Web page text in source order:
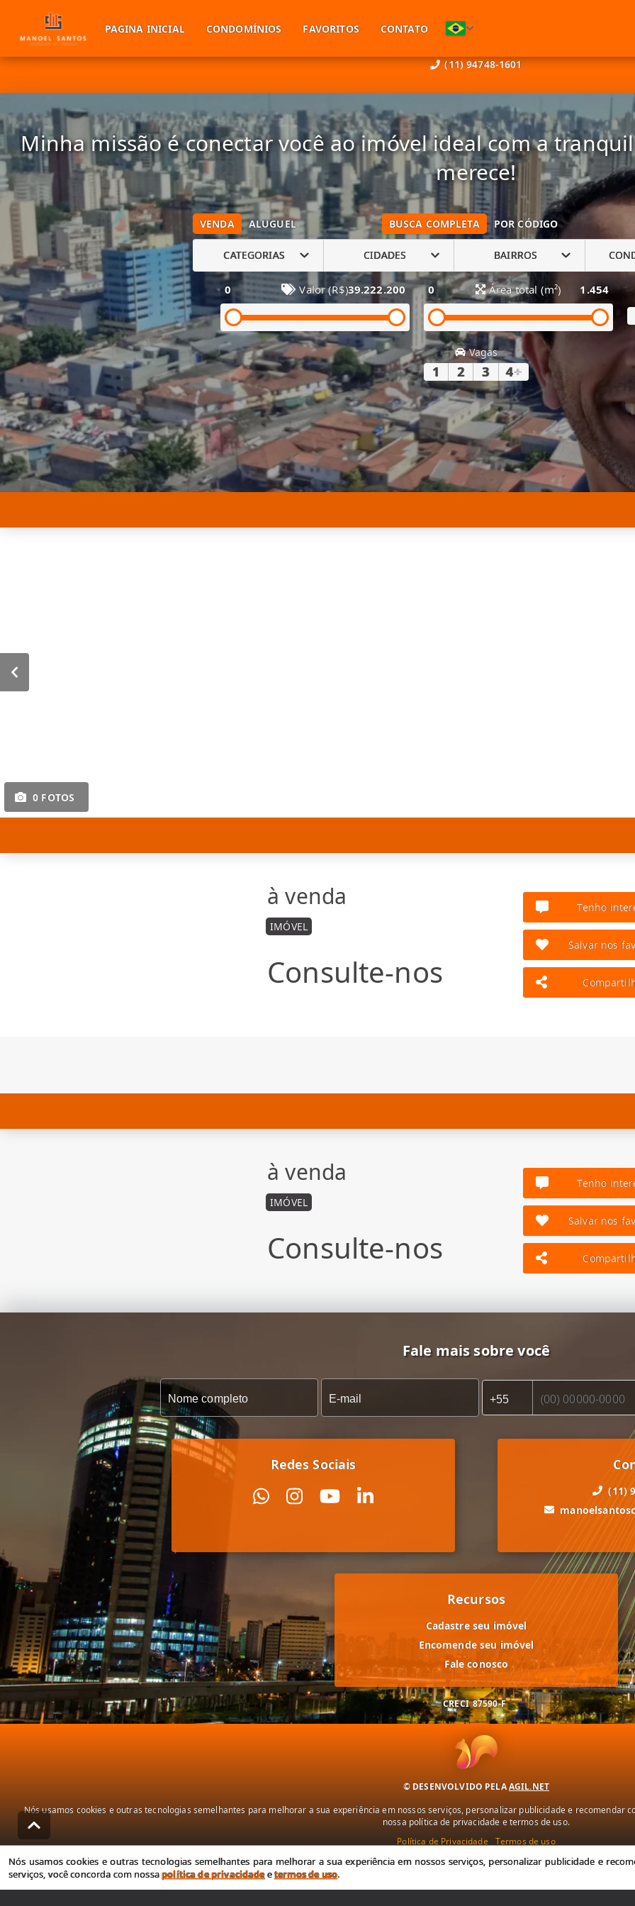
(11) 94748-1601
PAGINA INICIAL CONDOMÍNIOS FAVORITOS CONTATO
Minha missão é conectar você ao imóvel ideal com a
merece!
VENDA ALUGUEL BUSCA COMPLETA POR CÓDIGO
CATEGORIAS CIDADES BAIRROS
0 Valor (R$)39.222.200 0 Área total (m²) 1.454
Vagas
1 2 3 4+
0 FOTOS
à venda
IMÓVEL
Consulte-nos
Tenho
Salvar nos
à venda
IMÓVEL
Consulte-nos
Tenho
Salvar nos
Fale mais sobre você
Redes Sociais
(11)
Recursos
Cadastre seu imóvel
Encomende seu imóvel
Fale conosco
CRECI 87590-F
© DESENVOLVIDO PELAAGIL.NET
Nós usamos cookies e outras tecnologias semelhantes para melhorar a sua experiência em nossos serviços, personalizar publicidade e recomendar
nossa política de privacidade e termos de uso.
Política de Privacidade
Termos de uso
Nós usamos cookies e outras tecnologias semelhantes para melhorar a sua experiência em nossos serviços, personalizar publicidade e
serviços, você concorda com nossapolítica de privacidadeetermos de uso.